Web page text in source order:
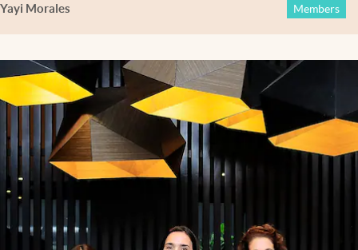
Yayi Morales Members